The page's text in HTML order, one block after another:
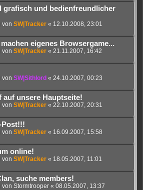
grafisch und bedienfreundlicher
von SW|Tracker « 12.10.2008, 23:01
eigenes Browsergame...
von SW|Tracker « 21.11.2007, 16:42
von SW|Sithlord « 24.10.2007, 00:23
auf unsere Hauptseite!
von SW|Tracker « 22.10.2007, 20:31
Post!!!
von SW|Tracker « 16.09.2007, 15:58
online!
von SW|Tracker « 18.05.2007, 11:01
suche members!
von Stormtrooper « 08.05.2007, 13:37